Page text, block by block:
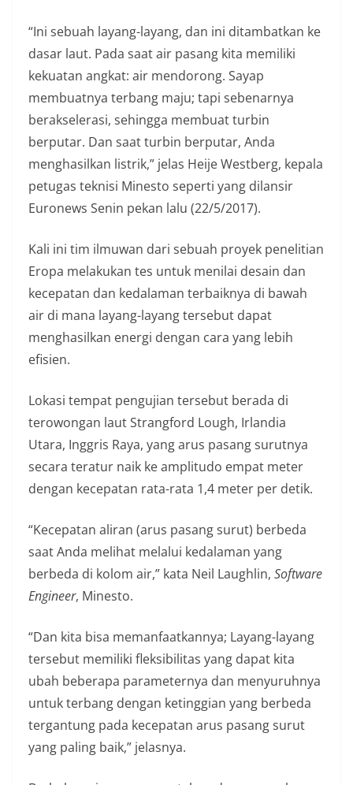
“Ini sebuah layang-layang, dan ini ditambatkan ke
dasar laut. Pada saat air pasang kita memiliki
kekuatan angkat: air mendorong. Sayap
membuatnya terbang maju; tapi sebenarnya
berakselerasi, sehingga membuat turbin
berputar. Dan saat turbin berputar, Anda
menghasilkan listrik,” jelas Heije Westberg, kepala
petugas teknisi Minesto seperti yang dilansir
Euronews Senin pekan lalu (22/5/2017).
Kali ini tim ilmuwan dari sebuah proyek penelitian
Eropa melakukan tes untuk menilai desain dan
kecepatan dan kedalaman terbaiknya di bawah
air di mana layang-layang tersebut dapat
menghasilkan energi dengan cara yang lebih
efisien.
Lokasi tempat pengujian tersebut berada di
terowongan laut Strangford Lough, Irlandia
Utara, Inggris Raya, yang arus pasang surutnya
secara teratur naik ke amplitudo empat meter
dengan kecepatan rata-rata 1,4 meter per detik.
“Kecepatan aliran (arus pasang surut) berbeda
saat Anda melihat melalui kedalaman yang
berbeda di kolom air,” kata Neil Laughlin, Software
Engineer, Minesto.
“Dan kita bisa memanfaatkannya; Layang-layang
tersebut memiliki fleksibilitas yang dapat kita
ubah beberapa parameternya dan menyuruhnya
untuk terbang dengan ketinggian yang berbeda
tergantung pada kecepatan arus pasang surut
yang paling baik,” jelasnya.